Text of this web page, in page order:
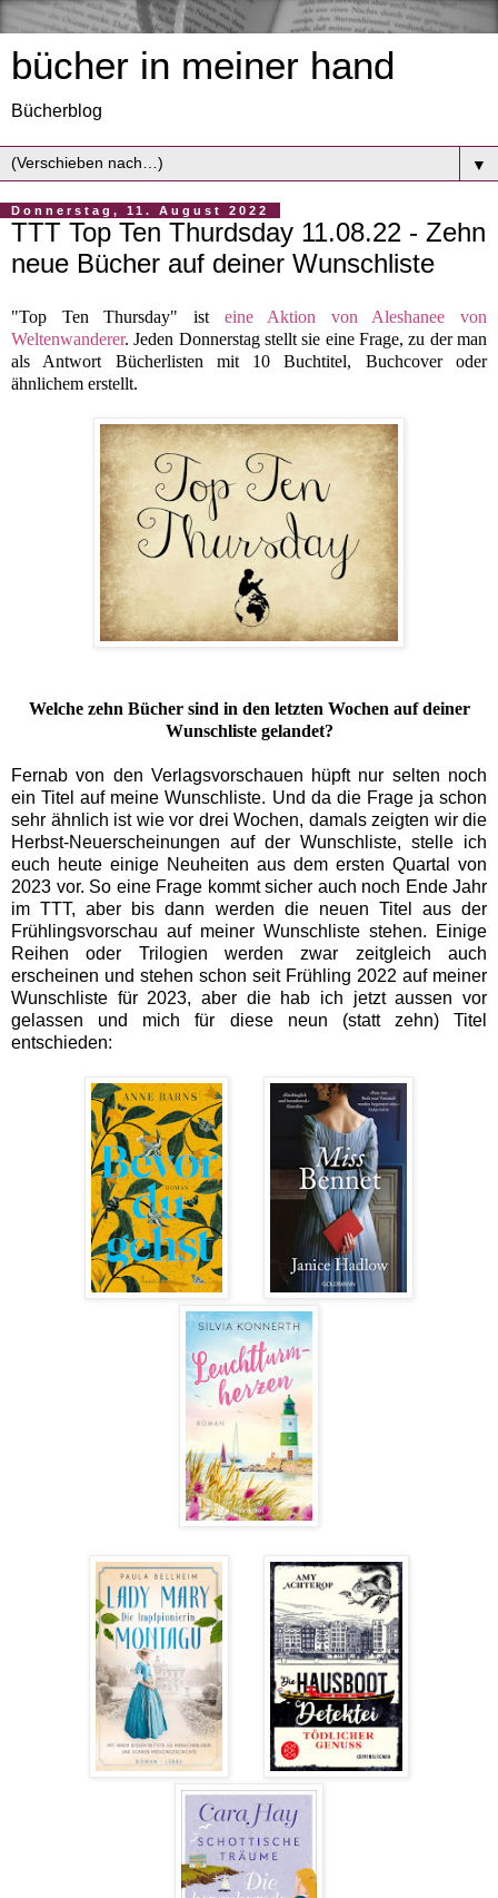
bücher in meiner hand
Bücherblog
▼
Donnerstag, 11. August 2022
TTT Top Ten Thurdsday 11.08.22 - Zehn
neue Bücher auf deiner Wunschliste
"Top Ten Thursday" ist eine Aktion von Aleshanee von
Weltenwanderer. Jeden Donnerstag stellt sie eine Frage, zu der man
als Antwort Bücherlisten mit 10 Buchtitel, Buchcover oder
ähnlichem erstellt.
Welche zehn Bücher sind in den letzten Wochen auf deiner
Wunschliste gelandet?
Fernab von den Verlagsvorschauen hüpft nur selten noch
ein Titel auf meine Wunschliste. Und da die Frage ja schon
sehr ähnlich ist wie vor drei Wochen, damals zeigten wir die
Herbst-Neuerscheinungen auf der Wunschliste, stelle ich
euch heute einige Neuheiten aus dem ersten Quartal von
2023 vor. So eine Frage kommt sicher auch noch Ende Jahr
im TTT, aber bis dann werden die neuen Titel aus der
Frühlingsvorschau auf meiner Wunschliste stehen. Einige
Reihen oder Trilogien werden zwar zeitgleich auch
erscheinen und stehen schon seit Frühling 2022 auf meiner
Wunschliste für 2023, aber die hab ich jetzt aussen vor
gelassen und mich für diese neun (statt zehn) Titel
entschieden: